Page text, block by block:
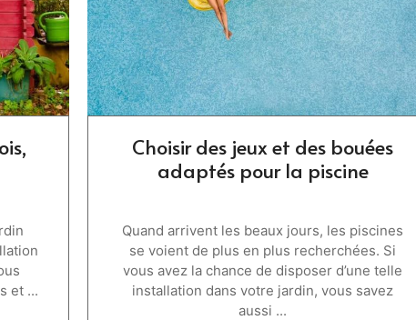
et ...
Choisir des jeux et des bouées
adaptés pour la piscine
Quand arrivent les beaux jours, les piscines
se voient de plus en plus recherchées. Si
vous avez la chance de disposer d’une telle
installation dans votre jardin, vous savez
aussi ...